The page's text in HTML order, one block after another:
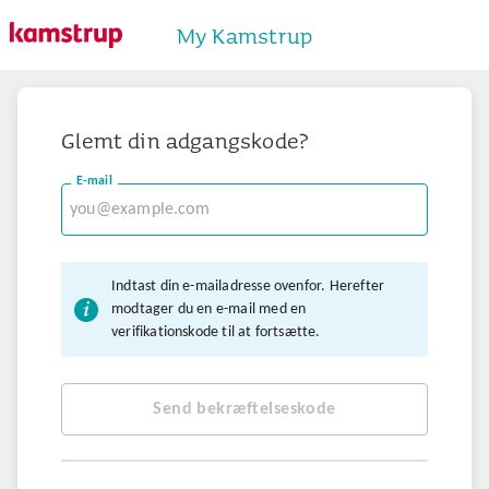
My Kamstrup
Glemt din adgangskode?
E-mail
Indtast din e-mailadresse ovenfor. Herefter
modtager du en e-mail med en
verifikationskode til at fortsætte.
Send bekræftelseskode